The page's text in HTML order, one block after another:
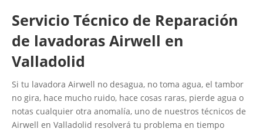
Servicio Técnico de Reparación
de lavadoras Airwell en
Valladolid
Si tu lavadora Airwell no desagua, no toma agua, el tambor
no gira, hace mucho ruido, hace cosas raras, pierde agua o
notas cualquier otra anomalía, uno de nuestros técnicos de
Airwell en Valladolid resolverá tu problema en tiempo